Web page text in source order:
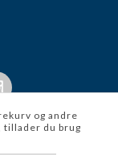
og andre
tillader du brug